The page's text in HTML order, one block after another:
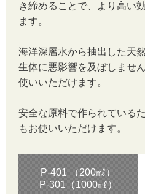
き締めることで、より高い
ます。
海洋深層水から抽出した天
生体に悪影響を及ぼしませ
使いいただけます。
安全な原料で作られている
もお使いいただけます。
P-401 （200㎖）
P-301（1000㎖）